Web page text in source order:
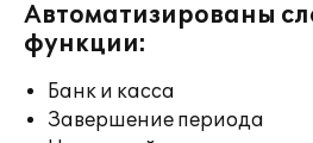
Автоматизированы
функции:
Банк и касса
Завершение периода